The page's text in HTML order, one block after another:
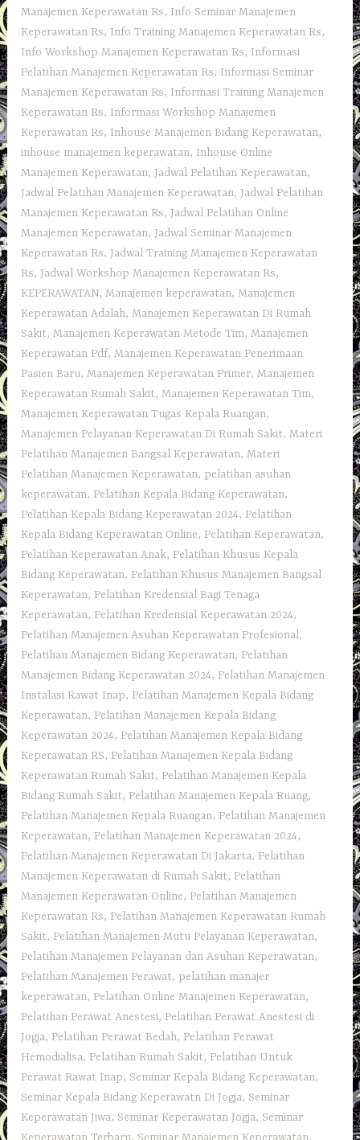
Manajemen Keperawatan Rs, Info Seminar Manajemen
Keperawatan Rs, Info Training Manajemen Keperawatan Rs,
Info Workshop Manajemen Keperawatan Rs, Informasi
Pelatihan Manajemen Keperawatan Rs, Informasi Seminar
Manajemen Keperawatan Rs, Informasi Training Manajemen
Keperawatan Rs, Informasi Workshop Manajemen
Keperawatan Rs, Inhouse Manajemen Bidang Keperawatan,
inhouse manajemen keperawatan, Inhouse Online
Manajemen Keperawatan, Jadwal Pelatihan Keperawatan,
Jadwal Pelatihan Manajemen Keperawatan, Jadwal Pelatihan
Manajemen Keperawatan Rs, Jadwal Pelatihan Online
Manajemen Keperawatan, Jadwal Seminar Manajemen
Keperawatan Rs, Jadwal Training Manajemen Keperawatan
Rs, Jadwal Workshop Manajemen Keperawatan Rs,
KEPERAWATAN,Manajemen keperawatan,Manajemen
Keperawatan Adalah,Manajemen Keperawatan Di Rumah
Sakit,Manajemen Keperawatan Metode Tim,Manajemen
Keperawatan Pdf,Manajemen Keperawatan Penerimaan
Pasien Baru,Manajemen Keperawatan Primer,Manajemen
Keperawatan Rumah Sakit,Manajemen Keperawatan Tim,
Manajemen Keperawatan Tugas Kepala Ruangan,
Manajemen Pelayanan Keperawatan Di Rumah Sakit,Materi
Pelatihan Manajemen Bangsal Keperawatan,Materi
Pelatihan Manajemen Keperawatan, pelatihan asuhan
keperawatan, Pelatihan Kepala Bidang Keperawatan,
Pelatihan Kepala Bidang Keperawatan 2024, Pelatihan
Kepala Bidang Keperawatan Online, Pelatihan Keperawatan,
Pelatihan Keperawatan Anak, Pelatihan Khusus Kepala
Bidang Keperawatan, Pelatihan Khusus Manajemen Bangsal
Keperawatan, Pelatihan Kredensial Bagi Tenaga
Keperawatan, Pelatihan Kredensial Keperawatan 2024,
Pelatihan Manajemen Asuhan Keperawatan Profesional,
Pelatihan Manajemen Bidang Keperawatan, Pelatihan
Manajemen Bidang Keperawatan 2024, Pelatihan Manajemen
Instalasi Rawat Inap, Pelatihan Manajemen Kepala Bidang
Keperawatan, Pelatihan Manajemen Kepala Bidang
Keperawatan 2024, Pelatihan Manajemen Kepala Bidang
Keperawatan RS, Pelatihan Manajemen Kepala Bidang
Keperawatan Rumah Sakit, Pelatihan Manajemen Kepala
Bidang Rumah Sakit, Pelatihan Manajemen Kepala Ruang,
Pelatihan Manajemen Kepala Ruangan, Pelatihan Manajemen
Keperawatan, Pelatihan Manajemen Keperawatan 2024,
Pelatihan Manajemen Keperawatan Di Jakarta, Pelatihan
Manajemen Keperawatan di Rumah Sakit, Pelatihan
Manajemen Keperawatan Online, Pelatihan Manajemen
Keperawatan Rs, Pelatihan Manajemen Keperawatan Rumah
Sakit, Pelatihan Manajemen Mutu Pelayanan Keperawatan,
Pelatihan Manajemen Pelayanan dan Asuhan Keperawatan,
Pelatihan Manajemen Perawat, pelatihan manajer
keperawatan, Pelatihan Online Manajemen Keperawatan,
Pelatihan Perawat Anestesi, Pelatihan Perawat Anestesi di
Jogja, Pelatihan Perawat Bedah, Pelatihan Perawat
Hemodialisa, Pelatihan Rumah Sakit‎, Pelatihan Untuk
Perawat Rawat Inap, Seminar Kepala Bidang Keperawatan,
Seminar Kepala Bidang Keperawatn Di Jogja, Seminar
Keperawatan Jiwa, Seminar Keperawatan Jogja, Seminar